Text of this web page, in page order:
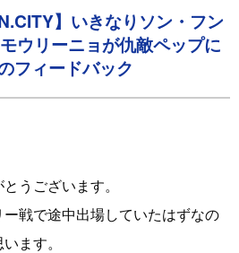
】いきなりソン・フン
ウリーニョが仇敵ペップに
フィードバック
うございます。
戦で途中出場していたはずなの
ます。